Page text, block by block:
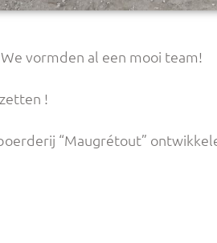
vormden al een mooi team!
!
“Maugrétout”